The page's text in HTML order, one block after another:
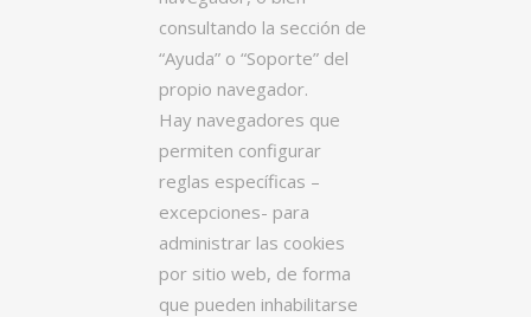
consultando la sección de
“Ayuda” o “Soporte” del
propio navegador.
Hay navegadores que
permiten configurar
reglas específicas –
excepciones- para
administrar las cookies
por sitio web, de forma
que pueden inhabilitarse